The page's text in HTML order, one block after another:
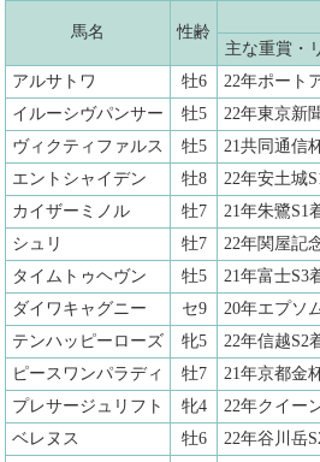
馬名 性齢
主な重賞・
アルサトワ
牡6 22年ポート
イルーシヴパンサー
牡5 22年東京新
ヴィクティファルス
牡5
21共同通信
エントシャイデン
牡8 22年安土城
カイザーミノル
牡7 21年朱鷺S1
シュリ
牡7 22年関屋記
タイムトゥヘヴン
牡5 21年富士S3
ダイワキャグニー
セ9 20年エプソ
テンハッピーローズ
牝5 22年信越S2
ピースワンパラディ
牡7 21年京都金
プレサージュリフト
牝4 22年クイー
ベレヌス
牡6 22年谷川岳